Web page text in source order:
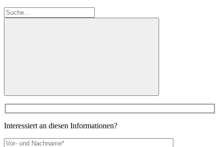
Suche:
Interessiert an diesen Informationen?